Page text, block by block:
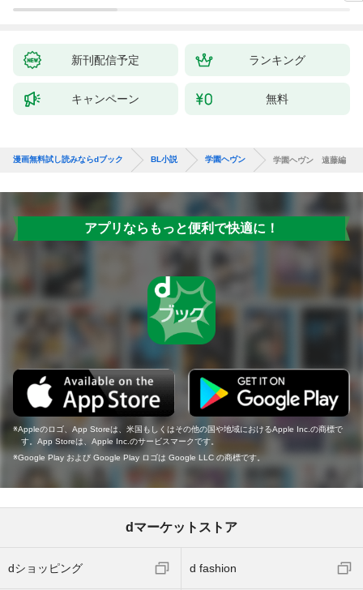
新刊配信予定 ランキング
キャンペーン 無料
漫画無料試し読みならdブック BL小説 学園ヘヴン 学園ヘヴン 遠藤編
アプリならもっと便利で快適に！
Appleのロゴ、App Storeは、米国もしくはその他の国や地域におけるApple Inc.の商標で
す。App Storeは、Apple Inc.のサービスマークです。
Google Play および Google Play ロゴは Google LLC の商標です。
dマーケットストア
dショッピング d fashion